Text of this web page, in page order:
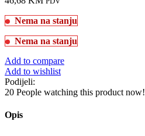
Nema na stanju
Nema na stanju
Add to compare
Add to wishlist
Podijeli:
20 People watching this product now!
Opis